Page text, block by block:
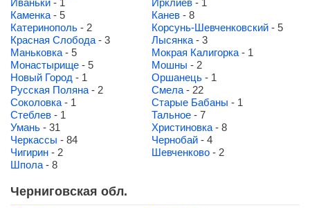
Иваньки - 1 Ирклиев - 1
Каменка - 5 Канев - 8
Катеринополь - 2 Корсунь-Шевченковский - 5
Красная Слобода - 3 Лысянка - 3
Маньковка - 5 Мокрая Калигорка - 1
Монастырище - 5 Мошны - 2
Новый Город - 1 Оршанець - 1
Русская Поляна - 2 Смела - 22
Соколовка - 1 Старые Бабаны - 1
Стеблев - 1 Тальное - 7
Умань - 31 Христиновка - 8
Черкассы - 84 Чернобай - 4
Чигирин - 2 Шевченково - 2
Шпола - 8
Черниговская обл.